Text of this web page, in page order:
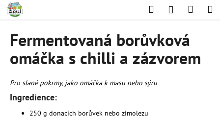
Přejít
obsah
HledatPřihlášení
Fermentovaná borůvková
omáčka s chilli a zázvorem
Pro slané pokrmy, jako omáčka k masu nebo sýru
Ingredience:
250 g donacích borůvek nebo zimolezu
o
C
o
p
o
t